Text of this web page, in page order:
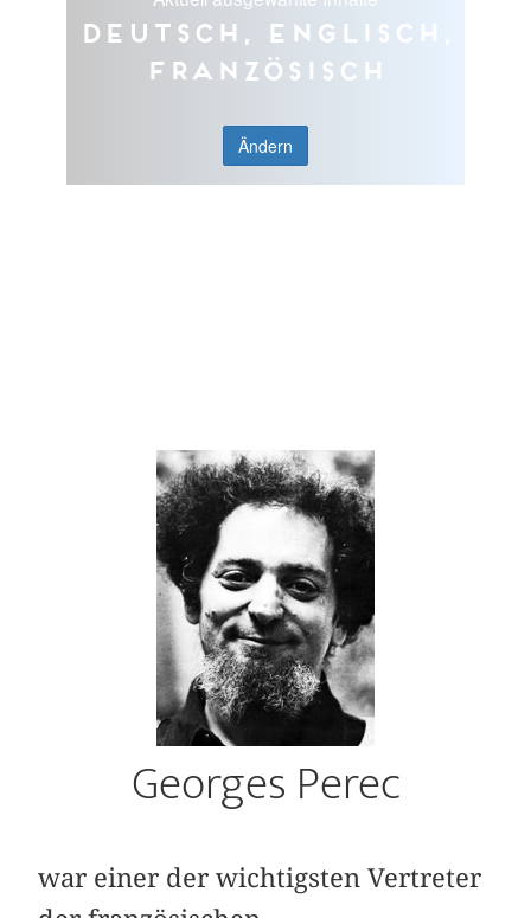
Deutsch, Englisch,
Französisch
Ändern
Georges Perec
war einer der wichtigsten Vertreter